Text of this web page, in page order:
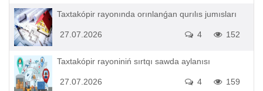
Taxtakópir rayonında orınlanǵan qurılıs jumısları
27.07.2026 152
4
Taxtakópir rayoniniń sırtqı sawda aylanısı
27.07.2026 159
4